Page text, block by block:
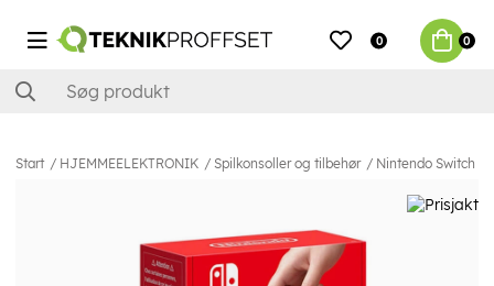
0 0
Start HJEMMEELEKTRONIK Spilkonsoller og tilbehør Nintendo Switch